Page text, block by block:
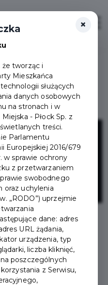
Login/Rejestracja ×
tworząc i
Mieszkańca
służących
danych osobowych
na stronach i w
- Płock Sp. z
treści.
Parlamentu
Europejskiej 2016/679
w sprawie ochrony
z przetwarzaniem
swobodnego
oraz uchylenia
„RODO”) uprzejmie
dane: adres
URL żądania,
urządzenia, typ
liczba kliknięć,
poszczególnych
z Serwisu,